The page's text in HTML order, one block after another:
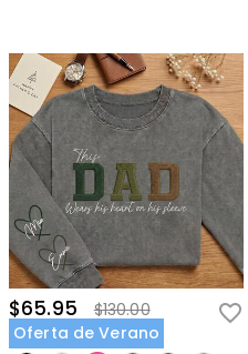
$65.95
$130.00
Oferta de Verano